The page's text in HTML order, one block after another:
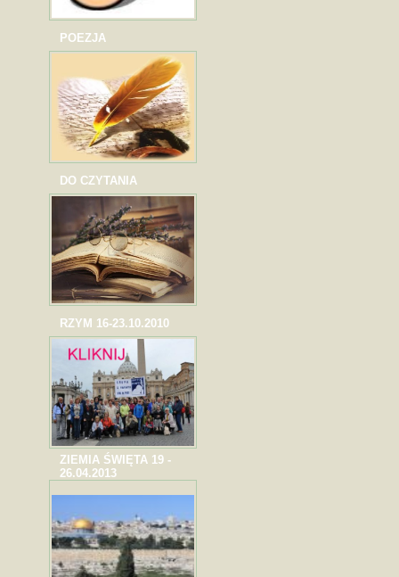
POEZJA
DO CZYTANIA
RZYM 16-23.10.2010
ZIEMIA ŚWIĘTA 19 -
26.04.2013